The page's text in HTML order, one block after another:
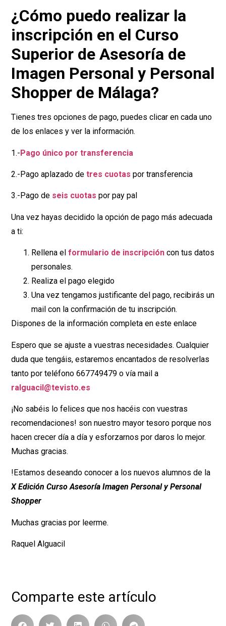
¿Cómo puedo realizar la
inscripción en el Curso
Superior de Asesoría de
Imagen Personal y Personal
Shopper de Málaga?
Tienes tres opciones de pago, puedes clicar en cada uno
de los enlaces y ver la información.
1.-Pago único por transferencia
2.-Pago aplazado detres cuotas por transferencia
3.-Pago de seis cuotas por pay pal
Una vez hayas decidido la opción de pago más adecuada
a ti:
Rellena elformulario de inscripción con tus datos
personales.
Realiza el pago elegido
Una vez tengamos justificante del pago, recibirás un
mail con la confirmación de tu inscripción.
Dispones de la información completa en este enlace
Espero que se ajuste a vuestras necesidades. Cualquier
duda que tengáis, estaremos encantados de resolverlas
tanto por teléfono 667749479 o vía mail a
ralguacil@tevisto.es
¡No sabéis lo felices que nos hacéis con vuestras
recomendaciones! son nuestro mayor tesoro porque nos
hacen crecer día a día y esforzarnos por daros lo mejor.
Muchas gracias.
!Estamos deseando conocer a los nuevos alumnos de la
X Edición Curso Asesoría Imagen Personal y Personal
Shopper
Muchas gracias por leerme.
Raquel Alguacil
Comparte este artículo